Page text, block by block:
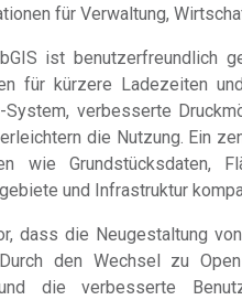
für Verwaltung,
ist benutzerfreundlich
für kürzere Ladezeiten
verbesserte
die Nutzung. Ein
wie Grundstücksdaten,
und Infrastruktur
dass die Neugestaltung
den Wechsel zu
und die verbesserte